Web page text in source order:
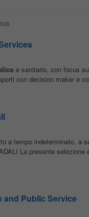
e sanitario, con focus
con decision maker e
a tempo indeterminato, a
La presente
and Public Service